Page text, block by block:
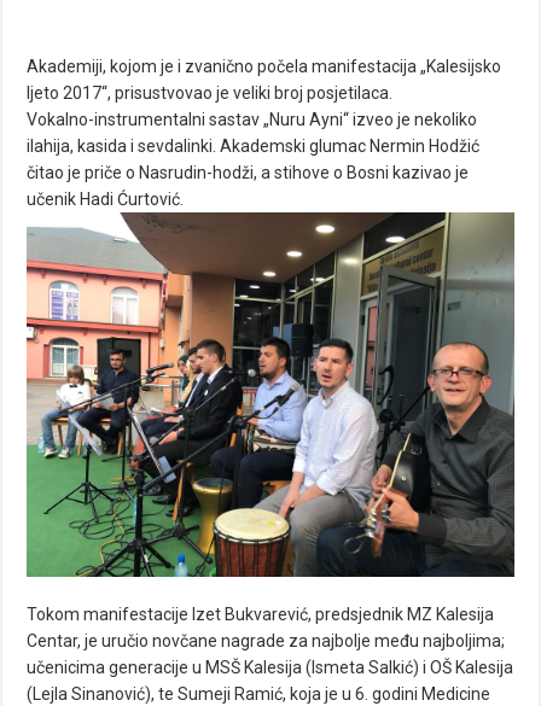
Akademiji, kojom je i zvanično počela manifestacija „Kalesijsko
ljeto 2017“, prisustvovao je veliki broj posjetilaca.
Vokalno-instrumentalni sastav „Nuru Ayni“ izveo je nekoliko
ilahija, kasida i sevdalinki. Akademski glumac Nermin Hodžić
čitao je priče o Nasrudin-hodži, a stihove o Bosni kazivao je
učenik Hadi Ćurtović.
Tokom manifestacije Izet Bukvarević, predsjednik MZ Kalesija
Centar, je uručio novčane nagrade za najbolje među najboljima;
učenicima generacije u MSŠ Kalesija (Ismeta Salkić) i OŠ Kalesija
(Lejla Sinanović), te Sumeji Ramić, koja je u 6. godini Medicine